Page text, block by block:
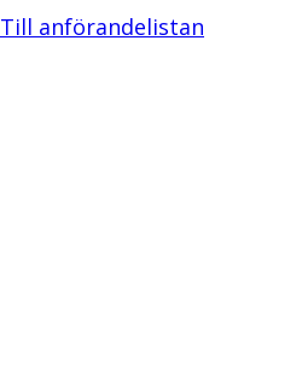
Till anförandelistan